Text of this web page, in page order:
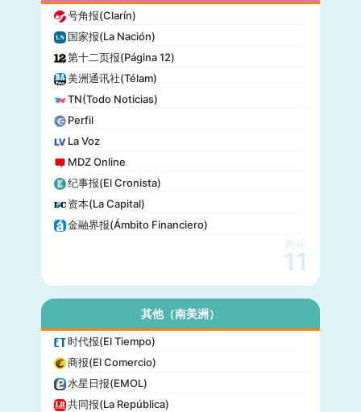
迈阿密先驱报(Miami Herald)
号角报(Clarín)
国家报(La Nación)
第十二页报(Página 12)
美洲通讯社(Télam)
TN(Todo Noticias)
Perfil
La Voz
MDZ Online
纪事报(El Cronista)
资本(La Capital)
金融界报(Ámbito Financiero)
网站
11
其他（南美洲）
时代报(El Tiempo)
商报(El Comercio)
水星日报(EMOL)
共同报(La República)